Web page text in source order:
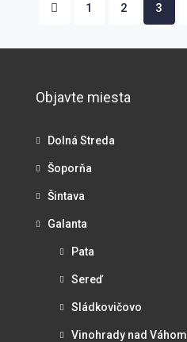
1 2 3
Objavte miesta
Dolná Streda
Šoporňa
Šintava
Galanta
Pata
Sereď
Sládkovičovo
Vinohrady nad Váhom